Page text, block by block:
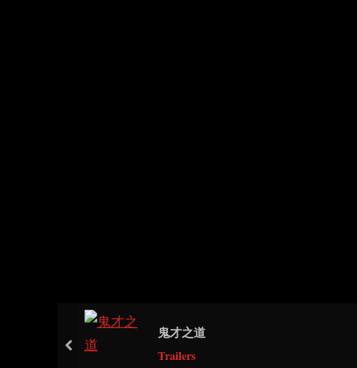
鬼才之道
Trailers
prev